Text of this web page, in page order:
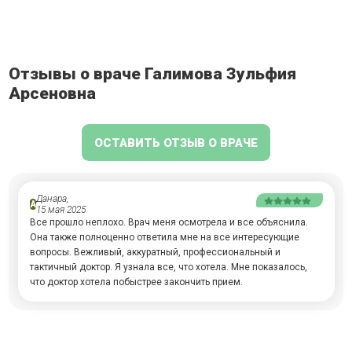
Отзывы о враче Галимова Зульфия
Арсеновна
ОСТАВИТЬ ОТЗЫВ О ВРАЧЕ
АДанара,
15 мая 2025
Все прошло неплохо. Врач меня осмотрела и все объяснила.
Она также полноценно ответила мне на все интересующие
вопросы. Вежливый, аккуратный, профессиональный и
тактичный доктор. Я узнала все, что хотела. Мне показалось,
что доктор хотела побыстрее закончить прием.